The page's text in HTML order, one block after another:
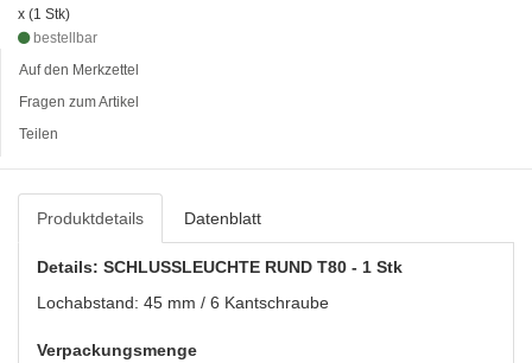
x (1 Stk)
bestellbar
Auf den Merkzettel
Fragen zum Artikel
Teilen
Produktdetails Datenblatt
Details: SCHLUSSLEUCHTE RUND T80 - 1 Stk
Lochabstand: 45 mm / 6 Kantschraube
Verpackungsmenge